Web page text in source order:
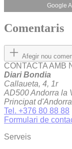
Google
Comentaris
Afegir nou
CONTACTA AMB
Diari Bondia
Callaueta, 4, 1r
AD500 Andorra la
Principat d'Andorra
Tel. +376 80 88 88
Formulari de
Serveis